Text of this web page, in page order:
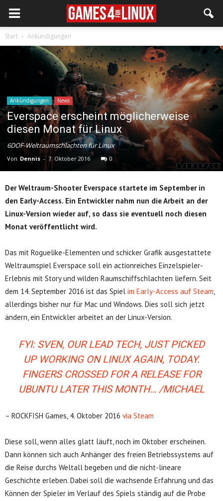
Start Ankündigungen
Ankündigungen News
Everspace erscheint möglicherweise
diesen Monat für Linux
6DOF-Weltraumschlachten für Linux
Von Dennis - 7. Oktober 2016 0
Der Weltraum-Shooter Everspace startete im September in
den Early-Access. Ein Entwickler nahm nun die Arbeit an der
Linux-Version wieder auf, so dass sie eventuell noch diesen
Monat veröffentlicht wird.
Das mit Roguelike-Elementen und schicker Grafik ausgestattete
Weltraumspiel Everspace soll ein actionreiches Einzelspieler-
Erlebnis mit Story und wilden Raumschiffschlachten liefern. Seit
dem 14. September 2016 ist das Spiel im Early-Access auf Steam,
allerdings bisher nur für Mac und Windows. Dies soll sich jetzt
ändern, ein Entwickler arbeitet an der Linux-Version.
FYI: SVEN, OUR LEAD TECH, JUST PICKED
UP WORKING ON LINUX AGAIN, TODAY.
FINGERS CROSSED FOR A RELEASE FOR
UBUNTU LATER THIS MONTH… /MICHAEL
– ROCKFISH Games, 4. Oktober 2016 via Steam
Diese soll, wenn alles glatt läuft, noch im Oktober erscheinen.
Dann können sich auch Anhänger des freien Betriebssystems auf
die Reise durchs Weltall begeben und die nicht-lineare
Geschichte erleben. Dabei soll die wachsende Erfahrung und das
Können der Spieler im Verlauf des Spiels ständig auf die Probe